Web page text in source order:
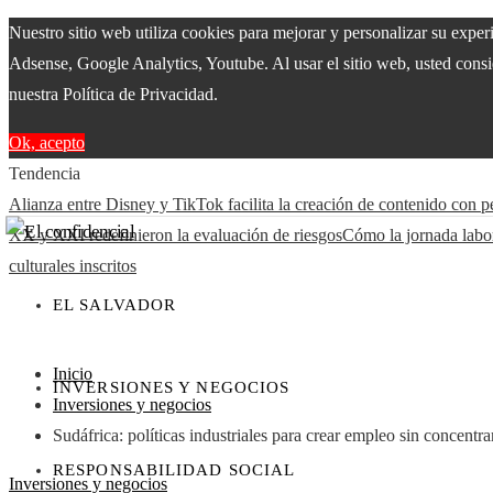
Nuestro sitio web utiliza cookies para mejorar y personalizar su
Adsense, Google Analytics, Youtube. Al usar el sitio web, usted
nuestra Política de Privacidad.
Ok, acepto
Tendencia
Alianza entre Disney y TikTok facilita la creación de contenido con
XX y XXI redefinieron la evaluación de riesgosCómo la jornada
culturales inscritos
EL SALVADOR
INVERSIONES Y NEGOCIOS
RESPONSABILIDAD SOCIAL
Inicio
Inversiones y negocios
Sudáfrica: políticas industriales para crear empleo sin
Inversiones y negocios